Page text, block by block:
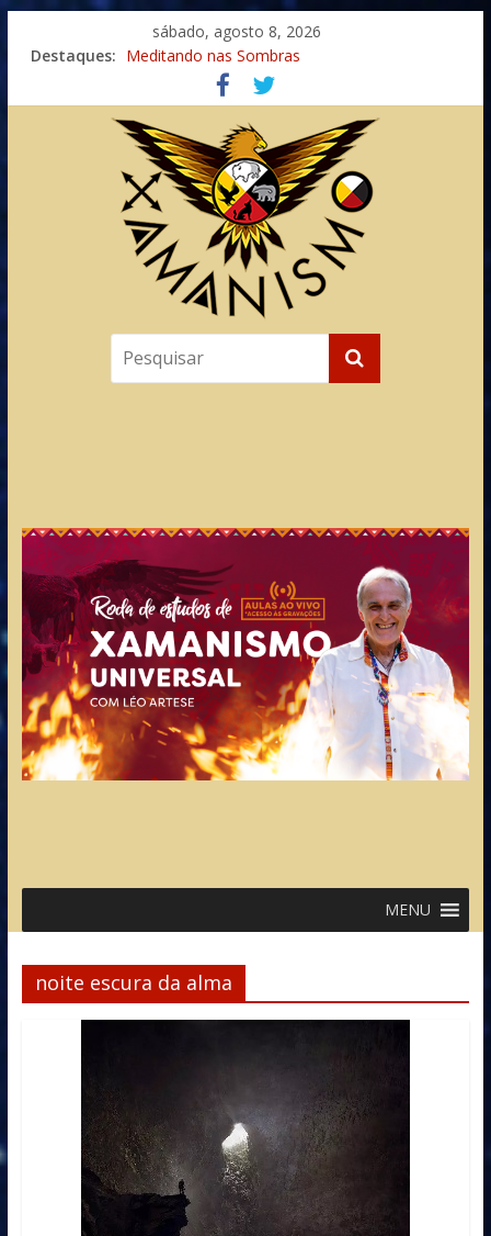
sábado, agosto 8, 2026
Destaques: Meditando nas Sombras
Autosuficiência: A Jornada do Espírito Ancestral
Xamanismo Universal
Totens – Caminho Espiritual – Crescimento
Imaginação na Cura
MENU
noite escura da alma